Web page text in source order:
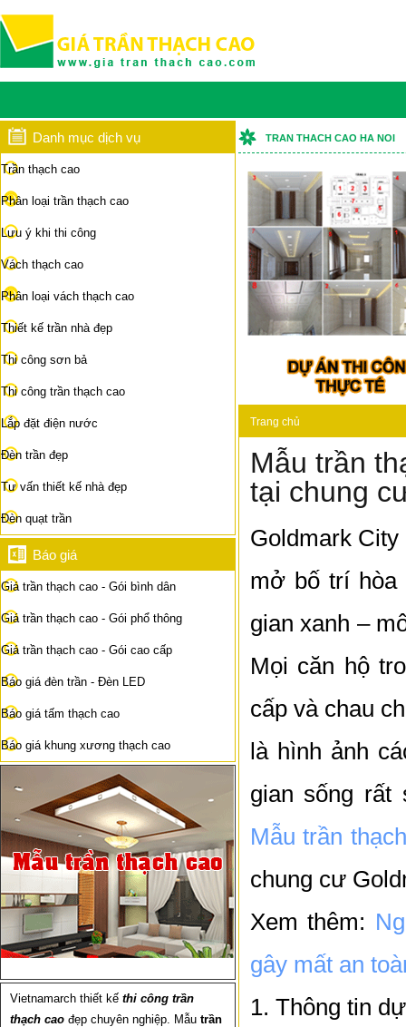
Danh mục dịch vụ
Trần thạch cao
Phân loại trần thạch cao
Lưu ý khi thi công
Vách thạch cao
Phân loại vách thạch cao
Thiết kế trần nhà đẹp
Thi công sơn bả
Thi công trần thạch cao
Lắp đặt điện nước
Đèn trần đẹp
Tư vấn thiết kế nhà đẹp
Đèn quạt trần
Báo giá
Giá trần thạch cao - Gói bình dân
Giá trần thạch cao - Gói phổ thông
Giá trần thạch cao - Gói cao cấp
Báo giá đèn trần - Đèn LED
Báo giá tấm thạch cao
Báo giá khung xương thạch cao
Vietnamarch thiết kế thi công trần
thạch cao đẹp chuyên nghiệp. Mẫu trần
TRAN THACH CAO HA NOI
Trang chủ
Mẫu trần
tại chung
Goldmark
mở bố trí hòa
gian xanh –
Mọi căn hộ
cấp và chau
là hình ảnh
gian sống rất
Mẫu trần
chung cư
Xem thêm:
gây mất an
1. Thông tin